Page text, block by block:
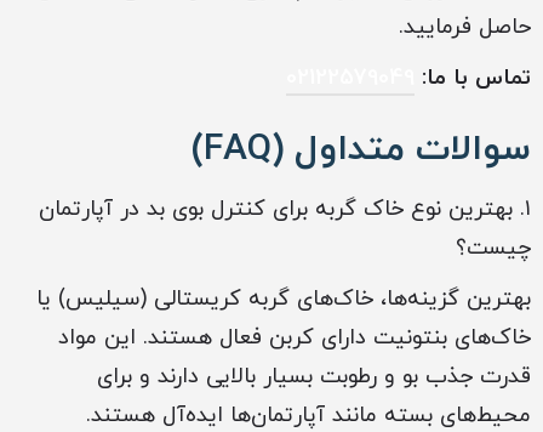
حاصل فرمایید.
تماس با ما:
سوالات متداول (FAQ)
۱. بهترین نوع خاک گربه برای کنترل بوی بد در آپارتمان
چیست؟
بهترین گزینه‌ها، خاک‌های گربه کریستالی (سیلیس) یا
خاک‌های بنتونیت دارای کربن فعال هستند. این مواد
قدرت جذب بو و رطوبت بسیار بالایی دارند و برای
محیط‌های بسته مانند آپارتمان‌ها ایده‌آل هستند.